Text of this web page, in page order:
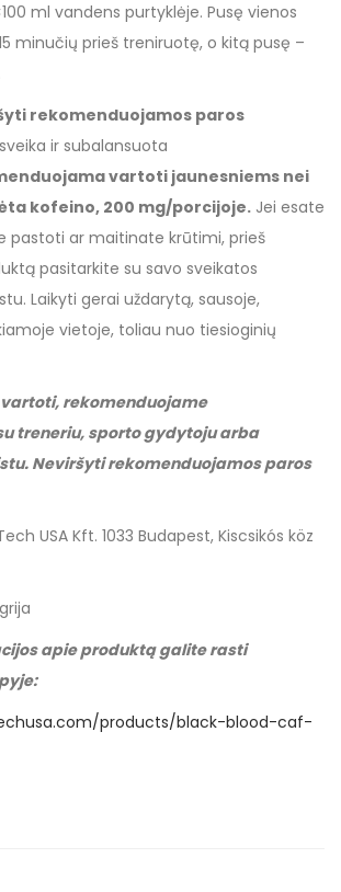
ml vandens purtyklėje. Pusę vienos
minučių prieš treniruotę, o kitą pusę –
rekomenduojamos paros
ir subalansuota
vartoti jaunesniems nei
kofeino, 200 mg/porcijoje. Jei esate
pastoti ar maitinate krūtimi, prieš
pasitarkite su savo sveikatos
Laikyti gerai uždarytą, sausoje,
vietoje, toliau nuo tiesioginių
rekomenduojame
treneriu, sporto gydytoju arba
Neviršyti rekomenduojamos paros
USA Kft. 1033 Budapest, Kiscsikós köz
apie produktą galite rasti
products/black-blood-caf-